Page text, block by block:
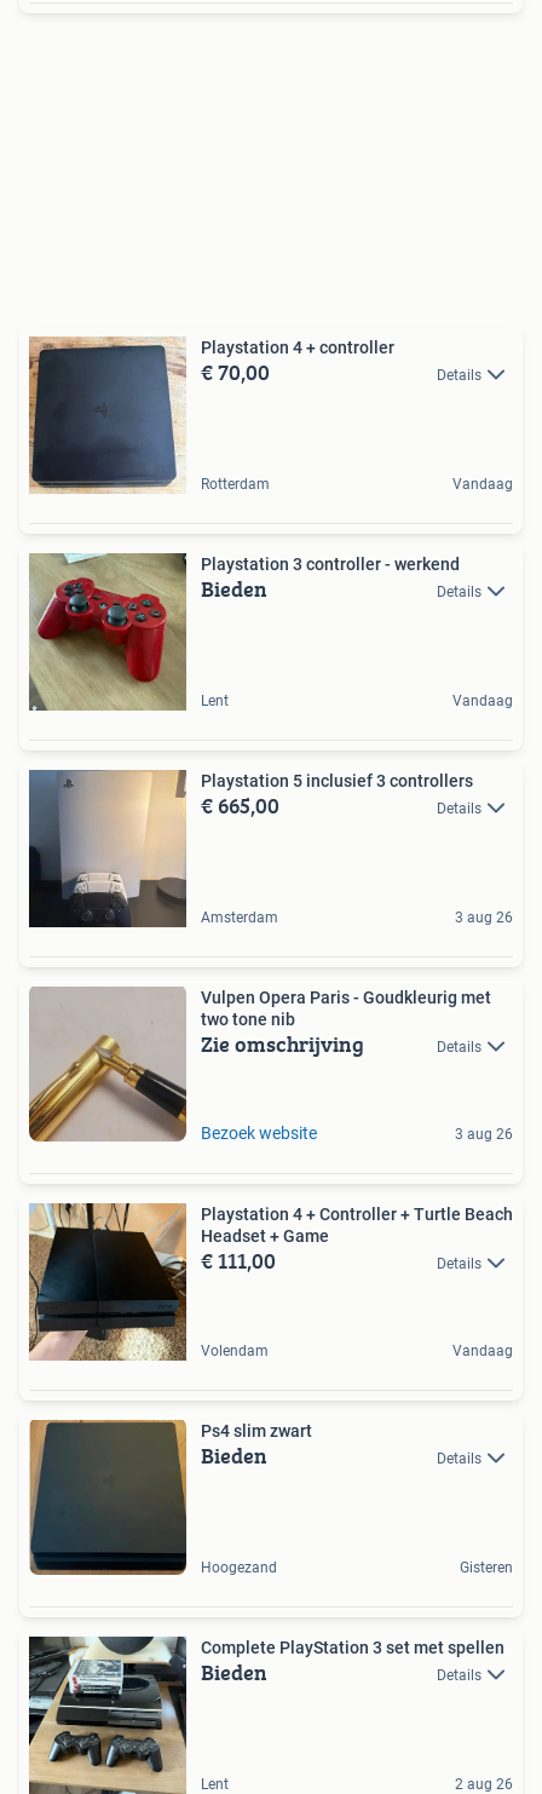
Playstation 4 + controller
€ 70,00 Details
Rotterdam Vandaag
Playstation 3 controller - werkend
Bieden Details
Lent Vandaag
Playstation 5 inclusief 3 controllers
€ 665,00 Details
Amsterdam 3 aug 26
Vulpen Opera Paris - Goudkleurig met
two tone nib
Zie omschrijving Details
Bezoek website 3 aug 26
Playstation 4 + Controller + Turtle Beach
Headset + Game
€ 111,00 Details
Volendam Vandaag
Ps4 slim zwart
Bieden Details
Hoogezand Gisteren
Complete PlayStation 3 set met spellen
Bieden Details
Lent 2 aug 26